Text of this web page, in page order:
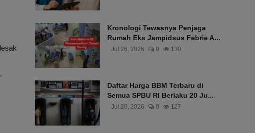
Kronologi Tewasnya Penjaga
Rumah Eks Jampidsus Febrie A...
Jul 26, 2026 0 130
Daftar Harga BBM Terbaru di
Semua SPBU RI Berlaku 20 Ju...
Jul 20, 2026 0 127